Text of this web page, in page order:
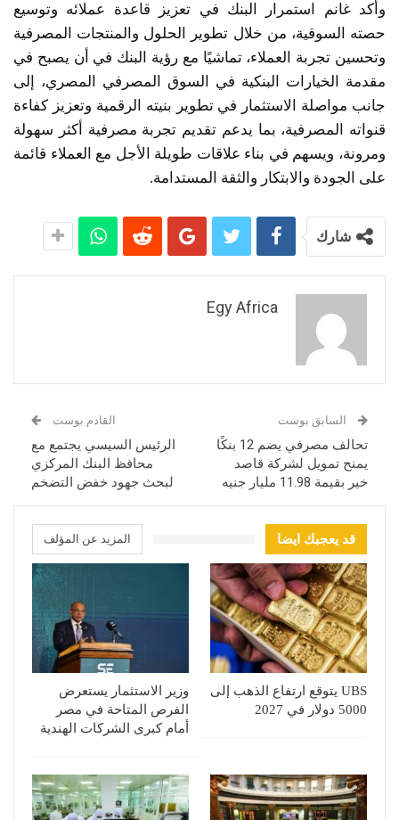
وأكد غانم استمرار البنك في تعزيز قاعدة عملائه وتوسيع
حصته السوقية، من خلال تطوير الحلول والمنتجات المصرفية
وتحسين تجربة العملاء، تماشيًا مع رؤية البنك في أن يصبح في
مقدمة الخيارات البنكية في السوق المصرفي المصري، إلى
جانب مواصلة الاستثمار في تطوير بنيته الرقمية وتعزيز كفاءة
قنواته المصرفية، بما يدعم تقديم تجربة مصرفية أكثر سهولة
ومرونة، ويسهم في بناء علاقات طويلة الأجل مع العملاء قائمة
على الجودة والابتكار والثقة المستدامة.
شارك
Egy Africa
السابق بوست
تحالف مصرفي يضم 12 بنكًا
يمنح تمويل لشركة قاصد
خير بقيمة 11.98 مليار جنيه
القادم بوست
الرئيس السيسي يجتمع مع
محافظ البنك المركزي
لبحث جهود خفض التضخم
قد يعجبك ايضا المزيد عن المؤلف
UBS يتوقع ارتفاع الذهب إلى
5000 دولار في 2027
وزير الاستثمار يستعرض
الفرص المتاحة في مصر
أمام كبرى الشركات الهندية